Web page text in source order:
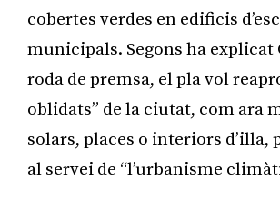
cobertes verdes en edificis
municipals. Segons ha explicat
roda de premsa, el pla vol
oblidats” de la ciutat, com ara
solars, places o interiors d’illa,
al servei de “l’urbanisme